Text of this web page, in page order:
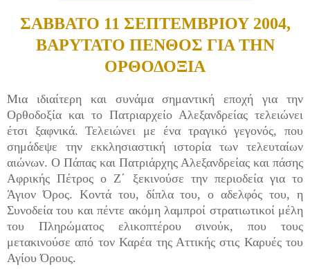
ΣΑΒΒΑΤΟ 11 ΣΕΠΤΕΜΒΡΙΟΥ 2004,
ΒΑΡΥΤΑΤΟ ΠΕΝΘΟΣ ΓΙΑ ΤΗΝ
ΟΡΘΟΔΟΞΙΑ
Μια ιδιαίτερη και συνάμα σημαντική εποχή για την
Ορθοδοξία και το Πατριαρχείο Αλεξανδρείας τελειώνει
έτσι ξαφνικά. Τελειώνει με ένα τραγικό γεγονός, που
σημάδεψε την εκκλησιαστική ιστορία των τελευταίων
αιώνων. Ο Πάπας και Πατριάρχης Αλεξανδρείας και πάσης
Αφρικής Πέτρος ο Ζ΄ ξεκινούσε την περιοδεία για το
Άγιον Όρος. Κοντά του, δίπλα του, ο αδελφός του, η
Συνοδεία του και πέντε ακόμη λαμπροί στρατιωτικοί μέλη
του Πληρώματος ελικοπτέρου σινούκ, που τους
μετακινούσε από τον Καρέα της Αττικής στις Καρυές του
Αγίου Όρους.